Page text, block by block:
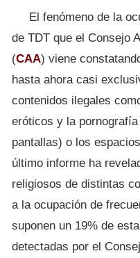
El fenómeno de la
de TDT que el Consejo
(CAA) viene
hasta ahora casi
contenidos ilegales
eróticos y la
pantallas) o los
último informe ha
religiosos de distintas
a la ocupación de
suponen un 19% de
detectadas por el